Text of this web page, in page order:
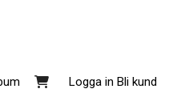
Logga in Bli kund